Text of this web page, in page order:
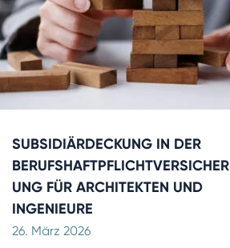
SUBSIDIÄRDECKUNG IN DER
BERUFSHAFTPFLICHTVERSICHER
UNG FÜR ARCHITEKTEN UND
INGENIEURE
26. März 2026